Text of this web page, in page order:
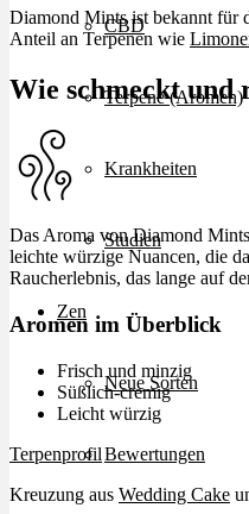
CBD
Terpene (Aromen)
Krankheiten
Studien
Zen
Neue Sorten
Bewertungen
Diamond Mints ist bekannt für
Anteil an Terpenen wie
Wie schmeckt und
Das Aroma von Diamond
leichte würzige Nuancen, die
Raucherlebnis, das lange auf
Aromen im Überblick
Frisch und minzig
Süßlich-cremig
Leicht würzig
Terpenprofil
Kreuzung aus Wedding Cake